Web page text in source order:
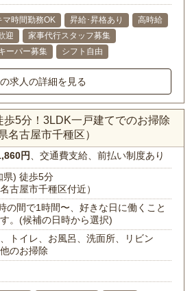
マ時間勤務OK 昇給･昇格あり
高時給
迎
家事代行スタッフ募集
ーパー募集 シフト自由
求人の詳細を見る
歩5分！3LDK一戸建てでのお掃除
名古屋市千種区）
円 、交通費支給、前払い制度あり
県) 徒歩5分
名古屋市千種区付近）
の間で1時間〜、好きな日に働くこと
。(候補の日時から選択)
トイレ、お風呂、洗面所、リビン
のお掃除